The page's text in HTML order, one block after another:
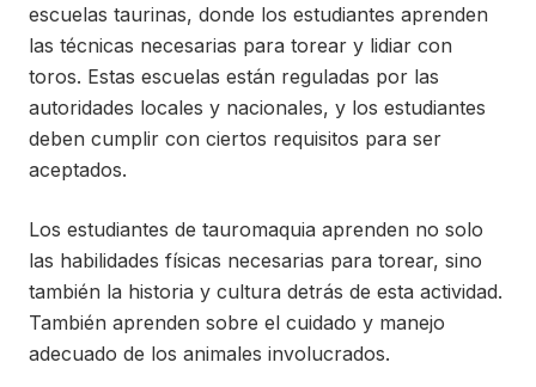
escuelas taurinas, donde los estudiantes aprenden
las técnicas necesarias para torear y lidiar con
toros. Estas escuelas están reguladas por las
autoridades locales y nacionales, y los estudiantes
deben cumplir con ciertos requisitos para ser
aceptados.
Los estudiantes de tauromaquia aprenden no solo
las habilidades físicas necesarias para torear, sino
también la historia y cultura detrás de esta actividad.
También aprenden sobre el cuidado y manejo
adecuado de los animales involucrados.